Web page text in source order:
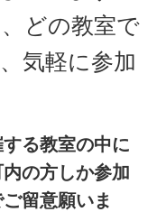
どの教室で
気軽に参加
る教室の中に
の方しか参加
留意願いま